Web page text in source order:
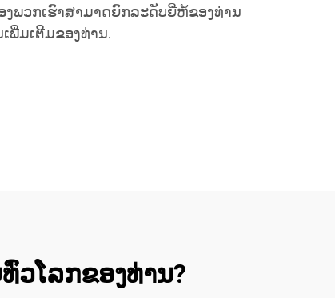
ພວກເຮົາສາມາດຍົກລະດັບຍີ່ຫໍ້ຂອງທ່ານ
ພີ່ມເຕີມຂອງທ່ານ.
ວໂລກຂອງທ່ານ?